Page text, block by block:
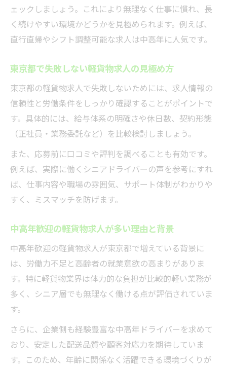
ブランクがあっても安心な軽貨物求人の魅
利点
軽貨物求人で復職する際のサポート内容と
は
ブランク明けに選ばれる軽貨物求人の共通
点
授
中高年活躍できる軽貨物求人の特徴を解説
中高年が活躍中の軽貨物求人に共通する特
軽貨物求人でシニア世代が選ばれる理由と
は
年代問わず働きやすい軽貨物求人の魅力
中高年歓迎の軽貨物求人が人気の理由を分
析
介
働きやすさを重視した軽貨物求人選びの極意
働きやすさ重視で選ぶ軽貨物求人のポイン
ェックしましょう。これにより無理なく仕事に慣れ、長
く続けやすい環境かどうかを見極められます。例えば、
直行直帰やシフト調整可能な求人は中高年に人気です。
東京都で失敗しない軽貨物求人の見極め方
東京都の軽貨物求人で失敗しないためには、求人情報の
信頼性と労働条件をしっかり確認することがポイントで
す。具体的には、給与体系の明確さや休日数、契約形態
（正社員・業務委託など）を比較検討しましょう。
また、応募前に口コミや評判を調べることも有効です。
例えば、実際に働くシニアドライバーの声を参考にすれ
ば、仕事内容や職場の雰囲気、サポート体制がわかりや
すく、ミスマッチを防げます。
中高年歓迎の軽貨物求人が多い理由と背景
中高年歓迎の軽貨物求人が東京都で増えている背景に
は、労働力不足と高齢者の就業意欲の高まりがありま
す。特に軽貨物業界は体力的な負担が比較的軽い業務が
多く、シニア層でも無理なく働ける点が評価されていま
す。
さらに、企業側も経験豊富な中高年ドライバーを求めて
おり、安定した配送品質や顧客対応力を期待していま
す。このため、年齢に関係なく活躍できる環境づくりが